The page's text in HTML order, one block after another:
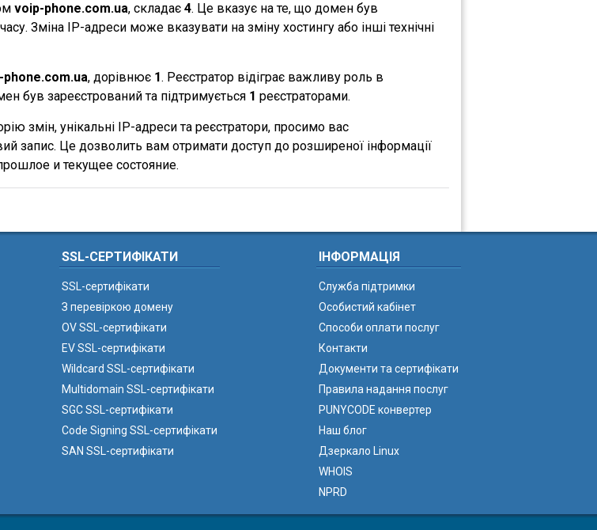
voip-phone.com.ua, складає 4. Це вказує на те, що домен був
Зміна IP-адреси може вказувати на зміну хостингу або інші технічні
, дорівнює 1. Реєстратор відіграє важливу роль в
був зареєстрований та підтримується 1 реєстраторами.
змін, унікальні IP-адреси та реєстратори, просимо вас
запис. Це дозволить вам отримати доступ до розширеної інформації
и текущее состояние.
SSL-СЕРТИФІКАТИ
SSL-сертифікати
З перевіркою домену
OV SSL-сертифікати
EV SSL-сертифікати
Wildcard SSL-сертифікати
Multidomain SSL-сертифікати
SGC SSL-сертифікати
Code Signing SSL-сертифікати
SAN SSL-сертифікати
ІНФОРМАЦІЯ
Служба підтримки
Особистий кабінет
Способи оплати послуг
Контакти
Документи та сертифікати
Правила надання послуг
PUNYCODE конвертер
Наш блог
Дзеркало Linux
WHOIS
NPRD